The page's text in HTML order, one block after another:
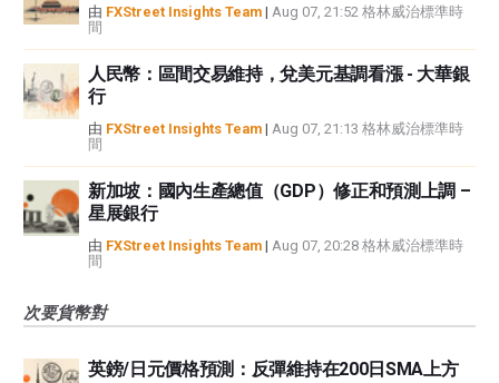
由 FXStreet Insights Team | Aug 07, 21:52 格林威治標準時
間
人民幣：區間交易維持，兌美元基調看漲 - 大華銀
行
由 FXStreet Insights Team | Aug 07, 21:13 格林威治標準時
間
新加坡：國內生產總值（GDP）修正和預測上調 –
星展銀行
由 FXStreet Insights Team | Aug 07, 20:28 格林威治標準時
間
次要貨幣對
英鎊/日元價格預測：反彈維持在200日SMA上方